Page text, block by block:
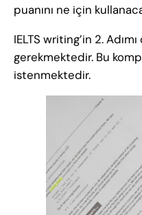
puanını ne için
IELTS writing’in 2. Adımı
gerekmektedir. Bu
istenmektedir.